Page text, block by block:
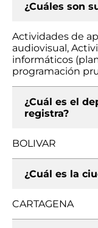
¿Cuáles son
Actividades de
audiovisual,
informáticos
programación
¿Cuál es el
registra?
BOLIVAR
¿Cuál es la
CARTAGENA